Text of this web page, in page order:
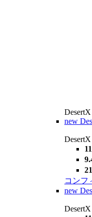
DesertX
new
コンフ
new